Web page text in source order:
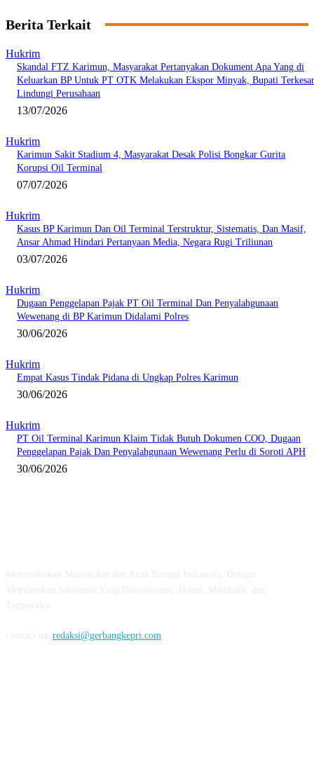
Berita Terkait
Hukrim
Skandal FTZ Karimun, Masyarakat Pertanyakan Dokument Apa Yang di
Keluarkan BP Untuk PT OTK Melakukan Ekspor Minyak, Bupati
Lindungi Perusahaan
13/07/2026
Hukrim
Karimun Sakit Stadium 4, Masyarakat Desak Polisi Bongkar Gurita
Korupsi Oil Terminal
07/07/2026
Hukrim
Kasus BP Karimun Dan Oil Terminal Terstruktur, Sistematis, Dan Masif,
Ansar Ahmad Hindari Pertanyaan Media, Negara Rugi Triliunan
03/07/2026
Hukrim
Dugaan Penggelapan Pajak PT Oil Terminal Dan Penyalahgunaan
Wewenang di BP Karimun Didalami Polres
30/06/2026
Hukrim
Empat Kasus Tindak Pidana di Ungkap Polres Karimun
30/06/2026
Hukrim
PT Oil Terminal Karimun Klaim Tidak Butuh Dokumen COO, Dugaan
Penggelapan Pajak Dan Penyalahgunaan Wewenang Perlu di Soroti APH
30/06/2026
redaksi@gerbangkepri.com